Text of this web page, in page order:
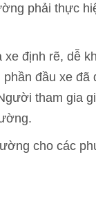
phải thực
định rẽ, dễ
đầu xe
tham gia
cho các